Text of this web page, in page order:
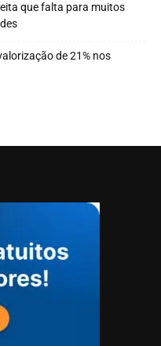
que falta para muitos
de 21% nos